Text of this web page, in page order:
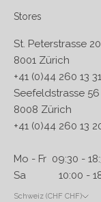
Stores
St. Peterstrasse 20
8001 Zürich
+41 (0)44 260 13 31
Seefeldstrasse 56
8008 Zürich
+41 (0)44 260 13
Mo - Fr 09:30 -
Sa 10:00 -
Schweiz (CHF CHF)